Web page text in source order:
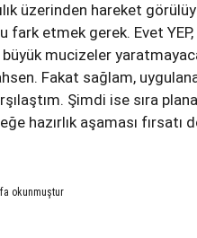
üzerinden hareket
fark etmek gerek. Evet
mucizeler
Fakat sağlam,
Şimdi ise sıra
hazırlık aşaması fırsatı
okunmuştur